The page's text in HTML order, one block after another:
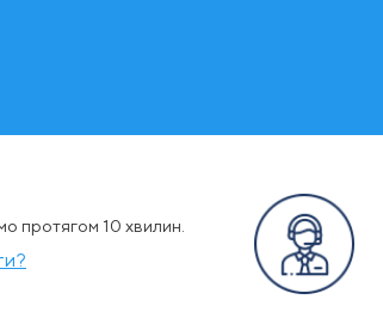
протягом 10 хвилин.